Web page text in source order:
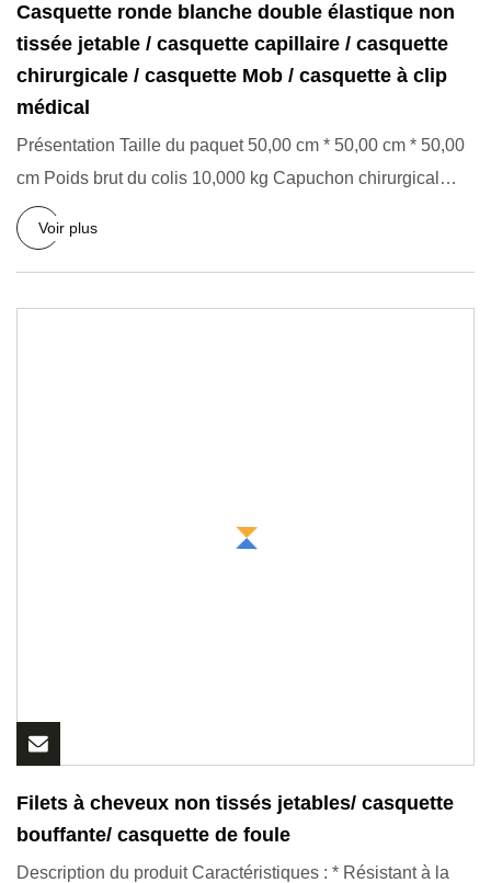
Casquette ronde blanche double élastique non
tissée jetable / casquette capillaire / casquette
chirurgicale / casquette Mob / casquette à clip
médical
Présentation Taille du paquet 50,00 cm * 50,00 cm * 50,00
cm Poids brut du colis 10,000 kg Capuchon chirurgical
Descrip
Voir plus
Filets à cheveux non tissés jetables/ casquette
bouffante/ casquette de foule
Description du produit Caractéristiques : * Résistant à la